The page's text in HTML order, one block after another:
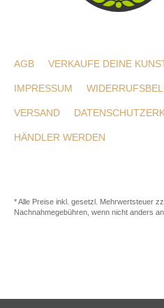
AGB VERKAUFE DEINE
IMPRESSUM
VERSAND
HÄNDLER WERDEN
* Alle Preise inkl. gesetzl. Mehrwertsteuer
Nachnahmegebühren, wenn nicht anders